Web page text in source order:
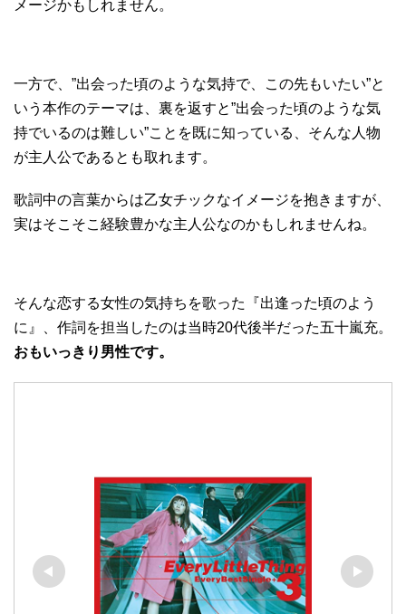
メージかもしれません。
一方で、”出会った頃のような気持で、この先もいたい”と
いう本作のテーマは、裏を返すと”出会った頃のような気
持でいるのは難しい”ことを既に知っている、そんな人物
が主人公であるとも取れます。
歌詞中の言葉からは乙女チックなイメージを抱きますが、
実はそこそこ経験豊かな主人公なのかもしれませんね。
そんな恋する女性の気持ちを歌った『出逢った頃のよう
に』、作詞を担当したのは当時20代後半だった五十嵐充。
おもいっきり男性です。